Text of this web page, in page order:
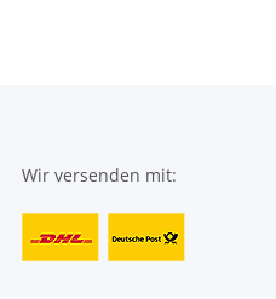
Wir versenden mit: